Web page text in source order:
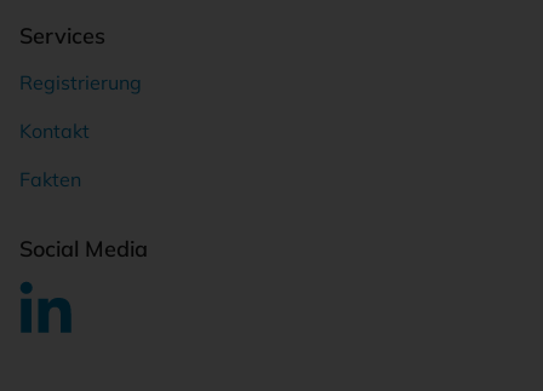
Services
Registrierung
Kontakt
Fakten
Social Media